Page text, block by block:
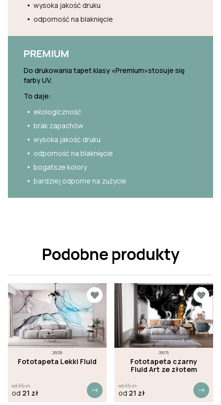
wysoka jakość druku
odporność na blaknięcie
PREMIUM
Do drukowania tapet klasy «Premium»stosuje się
farby UV.
To daje:
ekologiczność
brak zapachów
wysoka jakość druku
odporność na blaknięcie
bogatsze kolory
bardziej odporne na zużycie
Podobne produkty
26038
Fototapeta Lekki Fluid
od35zł
od 21 zł
26076
Fototapeta czarny
Fluid Art ze złotem
od35zł
od 21 zł